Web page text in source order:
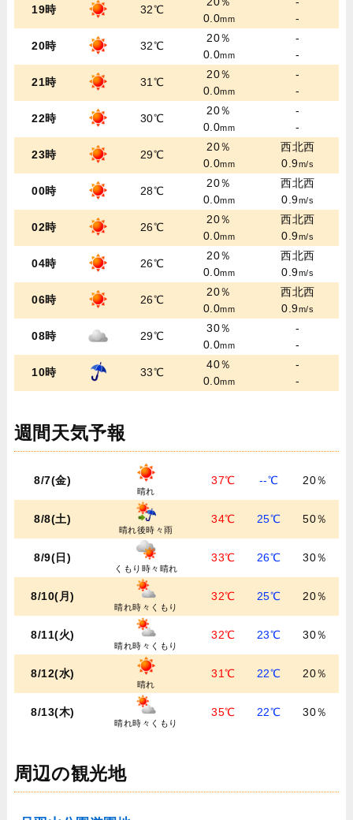
19時 32℃
0.0mm
-
20時 32℃
20％
0.0mm
-
-
21時 31℃
20％
0.0mm
-
-
22時 30℃
20％
0.0mm
-
-
23時 29℃
20％
0.0mm
西北西
0.9m/s
00時 28℃
20％
0.0mm
西北西
0.9m/s
02時 26℃
20％
0.0mm
西北西
0.9m/s
04時 26℃
20％
0.0mm
西北西
0.9m/s
06時 26℃
20％
0.0mm
西北西
0.9m/s
08時 29℃
30％
0.0mm
-
-
10時 33℃
40％
0.0mm
-
-
週間天気予報
8/7(金)
晴れ
37℃ --℃ 20％
8/8(土)
晴れ後時々雨
34℃ 25℃ 50％
8/9(日)
くもり時々晴れ
33℃ 26℃ 30％
8/10(月)
晴れ時々くもり
32℃ 25℃ 20％
8/11(火)
晴れ時々くもり
32℃ 23℃ 30％
8/12(水)
晴れ
31℃ 22℃ 20％
8/13(木)
晴れ時々くもり
35℃ 22℃ 30％
周辺の観光地